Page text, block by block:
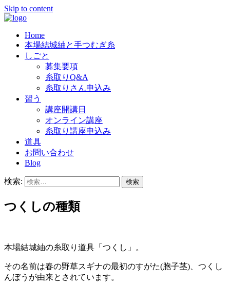
Skip to content
奥順株式会社
結城紬の老舗「奥順」では、良質の糸を
つむいでくださる糸取りさんを、随時
募集しています。
Home
本場結城紬と手つむぎ糸
しごと
募集要項
糸取りQ&A
糸取りさん申込み
習う
講座開講日
オンライン講座
糸取り講座申込み
道具
お問い合わせ
Blog
検索:
つくしの種類
本場結城紬の糸取り道具「つくし」。
その名前は春の野草スギナの最初のすがた(胞子茎)、つくし
んぼうが由来とされています。